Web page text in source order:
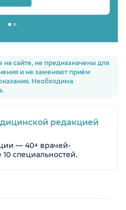
сайте, не предназначены для
и не заменяют приём
Необходима
редакцией
— 40+ врачей-
10 специальностей.